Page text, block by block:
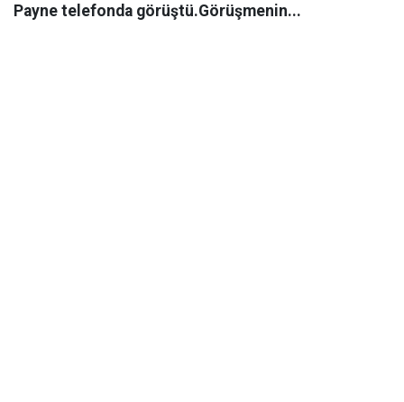
Payne telefonda görüştü.Görüşmenin...